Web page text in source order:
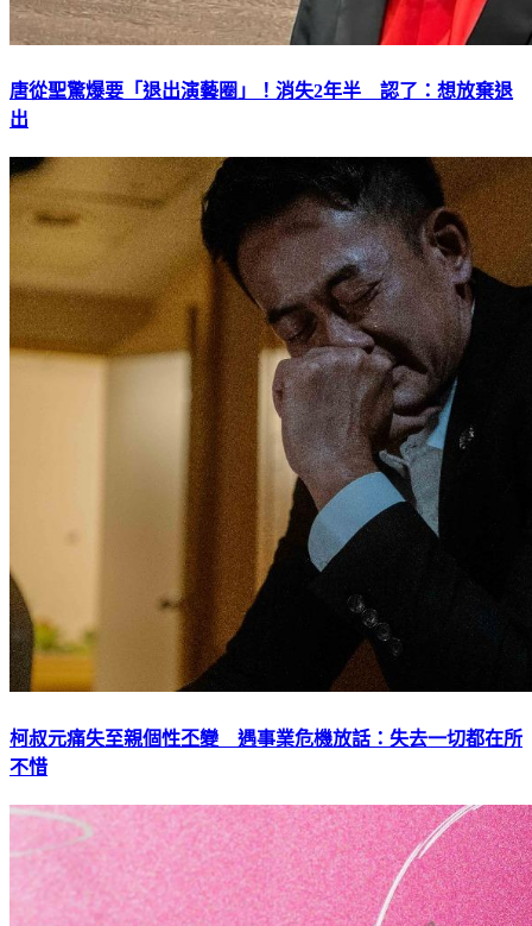
唐從聖驚爆要「退出演藝圈」！消失2年半 認了：想放棄退
出
柯叔元痛失至親個性丕變 遇事業危機放話：失去一切都在所
不惜